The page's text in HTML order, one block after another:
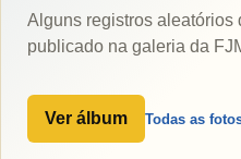
Alguns registros aleatórios
publicado na galeria da
Ver álbum Todas as